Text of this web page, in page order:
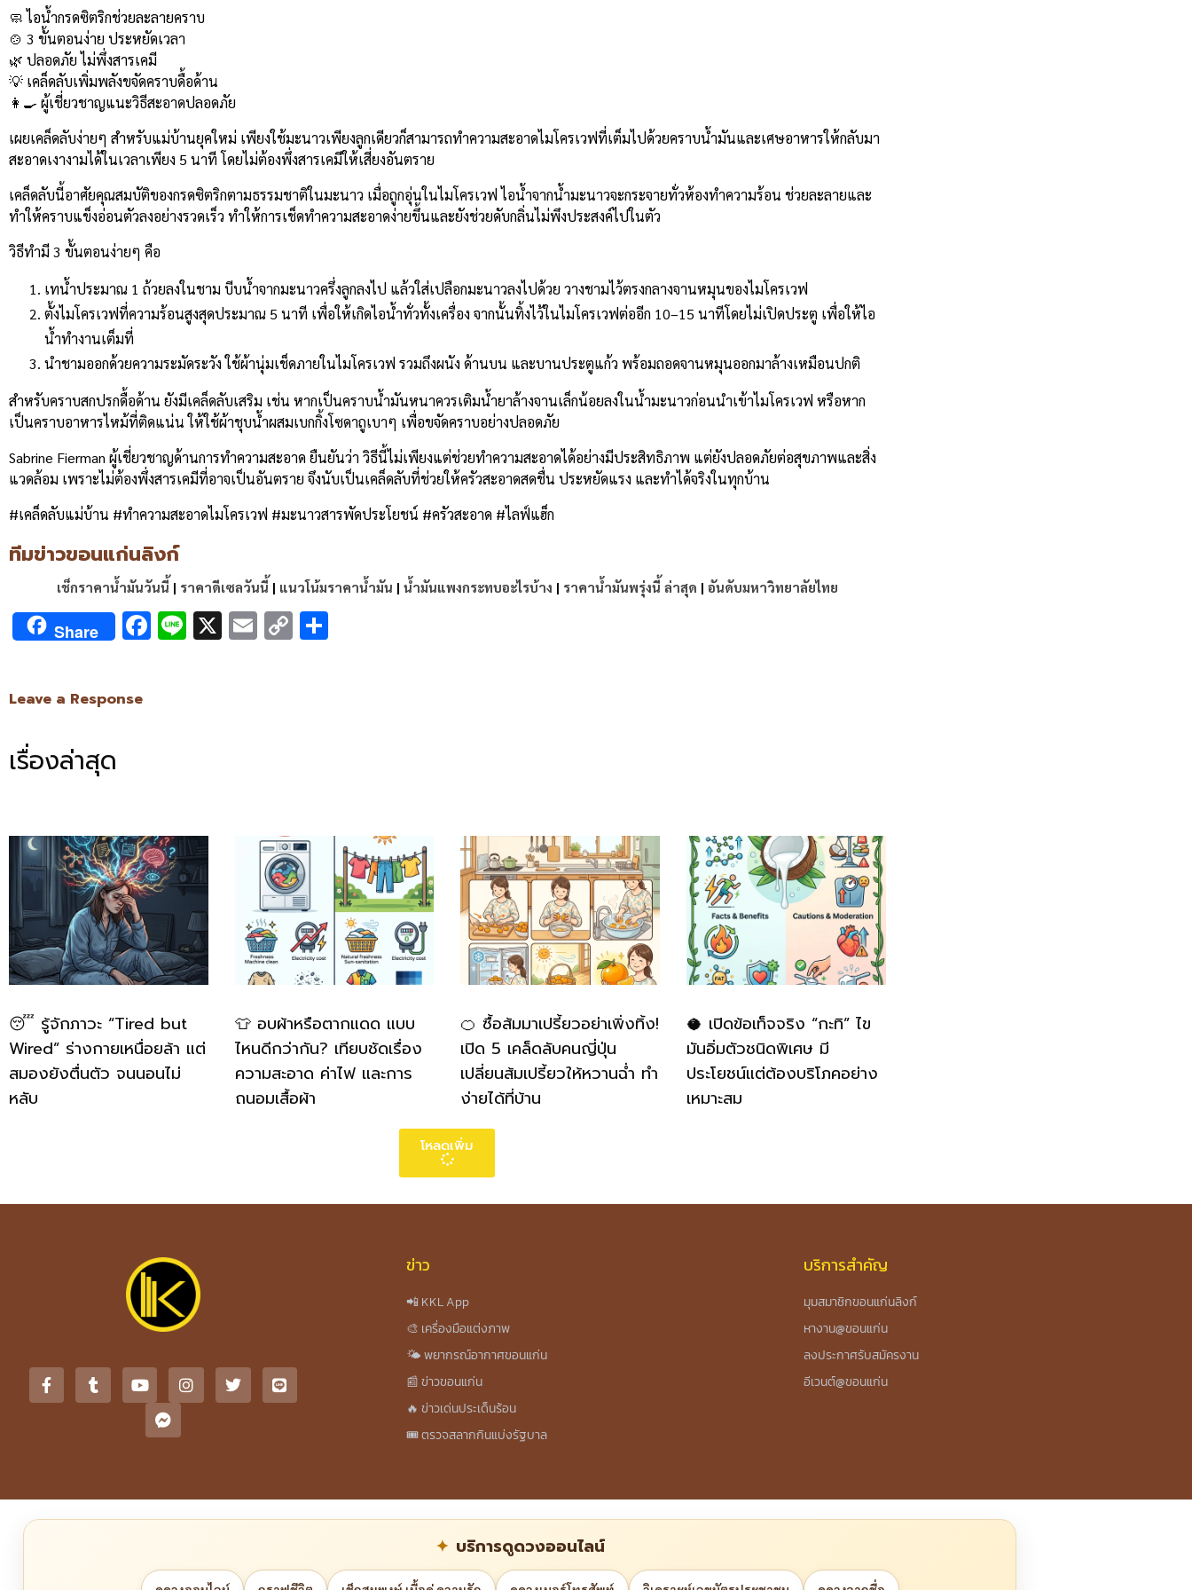
🧼 ไอน้ำกรดซิตริกช่วยละลายคราบ
🍲 3 ขั้นตอนง่าย ประหยัดเวลา
🌿 ปลอดภัย ไม่พึ่งสารเคมี
💡 เคล็ดลับเพิ่มพลังขจัดคราบดื้อด้าน
👩‍🍳 ผู้เชี่ยวชาญแนะวิธีสะอาดปลอดภัย
เผยเคล็ดลับง่ายๆ สำหรับแม่บ้านยุคใหม่ เพียงใช้มะนาวเพียงลูกเดียวก็สามารถทำความสะอาดไมโครเวฟที่เต็มไปด้วยคราบน้ำมันและเศษอาหารให้กลับมา
สะอาดเงางามได้ในเวลาเพียง 5 นาที โดยไม่ต้องพึ่งสารเคมีให้เสี่ยงอันตราย
เคล็ดลับนี้อาศัยคุณสมบัติของกรดซิตริกตามธรรมชาติในมะนาว เมื่อถูกอุ่นในไมโครเวฟ ไอน้ำจากน้ำมะนาวจะกระจายทั่วห้องทำความร้อน ช่วยละลายและ
ทำให้คราบแข็งอ่อนตัวลงอย่างรวดเร็ว ทำให้การเช็ดทำความสะอาดง่ายขึ้นและยังช่วยดับกลิ่นไม่พึงประสงค์ไปในตัว
วิธีทำมี 3 ขั้นตอนง่ายๆ คือ
เทน้ำประมาณ 1 ถ้วยลงในชาม บีบน้ำจากมะนาวครึ่งลูกลงไป แล้วใส่เปลือกมะนาวลงไปด้วย วางชามไว้ตรงกลางจานหมุนของไมโครเวฟ
ตั้งไมโครเวฟที่ความร้อนสูงสุดประมาณ 5 นาที เพื่อให้เกิดไอน้ำทั่วทั้งเครื่อง จากนั้นทิ้งไว้ในไมโครเวฟต่ออีก 10–15 นาทีโดยไม่เปิดประตู เพื่อให้ไอ
น้ำทำงานเต็มที่
นำชามออกด้วยความระมัดระวัง ใช้ผ้านุ่มเช็ดภายในไมโครเวฟ รวมถึงผนัง ด้านบน และบานประตูแก้ว พร้อมถอดจานหมุนออกมาล้างเหมือนปกติ
สำหรับคราบสกปรกดื้อด้าน ยังมีเคล็ดลับเสริม เช่น หากเป็นคราบน้ำมันหนาควรเติมน้ำยาล้างจานเล็กน้อยลงในน้ำมะนาวก่อนนำเข้าไมโครเวฟ หรือหาก
เป็นคราบอาหารไหม้ที่ติดแน่น ให้ใช้ผ้าชุบน้ำผสมเบกกิ้งโซดาถูเบาๆ เพื่อขจัดคราบอย่างปลอดภัย
Sabrine Fierman ผู้เชี่ยวชาญด้านการทำความสะอาด ยืนยันว่า วิธีนี้ไม่เพียงแต่ช่วยทำความสะอาดได้อย่างมีประสิทธิภาพ แต่ยังปลอดภัยต่อสุขภาพและสิ่ง
แวดล้อม เพราะไม่ต้องพึ่งสารเคมีที่อาจเป็นอันตราย จึงนับเป็นเคล็ดลับที่ช่วยให้ครัวสะอาดสดชื่น ประหยัดแรง และทำได้จริงในทุกบ้าน
#เคล็ดลับแม่บ้าน #ทำความสะอาดไมโครเวฟ #มะนาวสารพัดประโยชน์ #ครัวสะอาด #ไลฟ์แฮ็ก
ทีมข่าวขอนแก่นลิงก์
เช็กราคาน้ำมันวันนี้ | ราคาดีเซลวันนี้ | แนวโน้มราคาน้ำมัน | น้ำมันแพงกระทบอะไรบ้าง | ราคาน้ำมันพรุ่งนี้ ล่าสุด | อันดับมหาวิทยาลัยไทย
Share Facebook
Line
X Email
Copy
Leave a Response
เรื่องล่าสุด
😴 รู้จักภาวะ “Tired but
Wired” ร่างกายเหนื่อยล้า แต่
สมองยังตื่นตัว จนนอนไม่
หลับ
👕 อบผ้าหรือตากแดด แบบ
ไหนดีกว่ากัน? เทียบชัดเรื่อง
ความสะอาด ค่าไฟ และการ
ถนอมเสื้อผ้า
🍊 ซื้อส้มมาเปรี้ยวอย่าเพิ่งทิ้ง!
เปิด 5 เคล็ดลับคนญี่ปุ่น
เปลี่ยนส้มเปรี้ยวให้หวานฉ่ำ ทำ
ง่ายได้ที่บ้าน
🥥 เปิดข้อเท็จจริง “กะทิ” ไข
มันอิ่มตัวชนิดพิเศษ มี
ประโยชน์แต่ต้องบริโภคอย่าง
เหมาะสม
โหลดเพิ่ม
ข่าว
📲 KKL App
🎨 เครื่องมือแต่งภาพ
🌤️ พยากรณ์อากาศขอนแก่น
📰 ข่าวขอนแก่น
🔥 ข่าวเด่นประเด็นร้อน
🎟️ ตรวจสลากกินแบ่งรัฐบาล
บริการสำคัญ
มุมสมาชิกขอนแก่นลิงก์
หางาน@ขอนแก่น
ลงประกาศรับสมัครงาน
อีเวนต์@ขอนแก่น
บริการดูดวงออนไลน์